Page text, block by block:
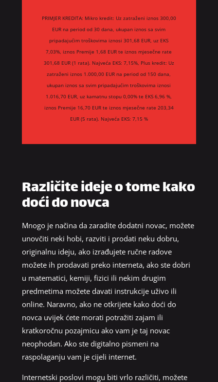
PRIMJER KREDITA: Mikro kredit: Uz zatraženi iznos 300,00
EUR na period od 30 dana, ukupan iznos sa svim
pripadajućim troškovima iznosi 301,68 EUR, uz EKS
7,03%, iznos Premije 1,68 EUR te iznos mjesečne rate
301,68 EUR (1 rata). Najveća EKS: 7,15%, Plus kredit: Uz
zatraženi iznos 1.000,00 EUR na period od 150 dana,
ukupan iznos sa svim pripadajućim troškovima iznosi
1.016,70 EUR, uz kamatnu stopu 0,00% te EKS 6,96 %,
iznos Premije 16,70 EUR te iznos mjesečne rate 203,34
EUR (5 rata). Najveća EKS: 7,15 %
Različite ideje o tome kako
doći do novca
Mnogo je načina da zaradite dodatni novac, možete
unovčiti neki hobi, razviti i prodati neku dobru,
originalnu ideju, ako izrađujete ručne radove
možete ih prodavati preko interneta, ako ste dobri
u matematici, kemiji, fizici ili nekim drugim
predmetima možete davati instrukcije uživo ili
online. Naravno, ako ne otkrijete kako doći do
novca uvijek ćete morati potražiti zajam ili
kratkoročnu pozajmicu ako vam je taj novac
neophodan. Ako ste digitalno pismeni na
raspolaganju vam je cijeli internet.
Internetski poslovi mogu biti vrlo različiti, možete